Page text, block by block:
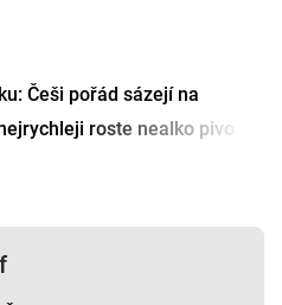
Češi pořád sázejí na
roste nealko pivo